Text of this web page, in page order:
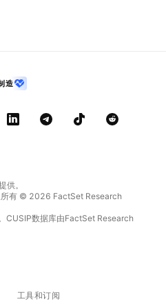
造
供。
有 © 2026 FactSet Research
CUSIP数据库由FactSet Research
工具和订阅